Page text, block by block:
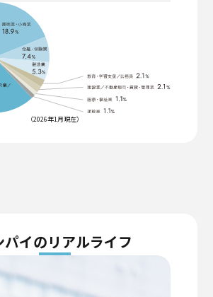
（2026年1月現在）
パイのリアルライフ